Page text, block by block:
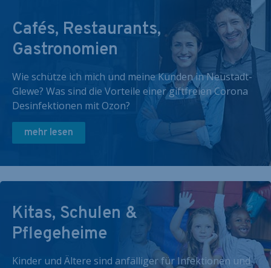
Cafés, Restaurants,
Gastronomien
Wie schütze ich mich und meine Kunden in Neustadt-
Glewe? Was sind die Vorteile einer giftfreien Corona
Desinfektionen mit Ozon?
mehr lesen
Kitas, Schulen &
Pflegeheime
Kinder und Ältere sind anfälliger für Infektionen und